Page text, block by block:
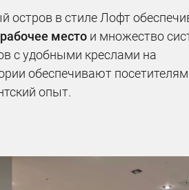
остров в стиле Лофт
место и множество
с удобными креслами на
обеспечивают посетителям
опыт.